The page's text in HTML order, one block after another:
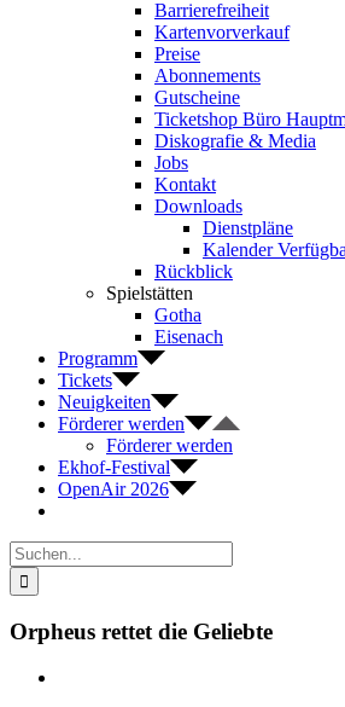
Barrierefreiheit
Kartenvorverkauf
Preise
Abonnements
Gutscheine
Ticketshop Büro
Diskografie & Media
Jobs
Kontakt
Downloads
Dienstpläne
Kalender
Rückblick
Spielstätten
Gotha
Eisenach
Programm
Tickets
Neuigkeiten
Förderer werden
Förderer werden
Ekhof-Festival
OpenAir 2026
Suche
nach:
Orpheus rettet die Geliebte